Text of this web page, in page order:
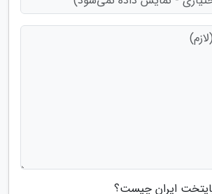
ایران چیست؟